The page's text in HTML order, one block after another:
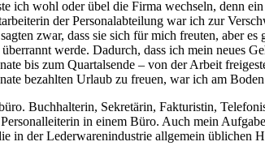
ich wohl oder übel die Firma wechseln, denn
der Personalabteilung war ich zur
zwar, dass sie sich für mich freuten, aber
werde. Dadurch, dass ich mein neues
bis zum Quartalsende – von der Arbeit
bezahlten Urlaub zu freuen, war ich am
Buchhalterin, Sekretärin, Fakturistin,
in einem Büro. Auch mein
in der Lederwarenindustrie allgemein üblichen